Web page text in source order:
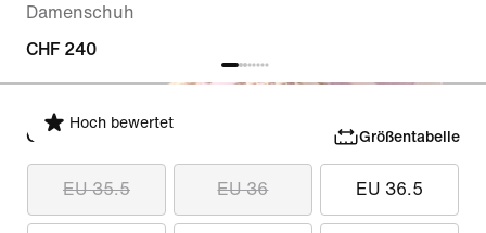
Damenschuh
CHF 240
Hoch bewertet
Größe auswählen Größentabelle
EU 35.5 EU 36 EU 36.5